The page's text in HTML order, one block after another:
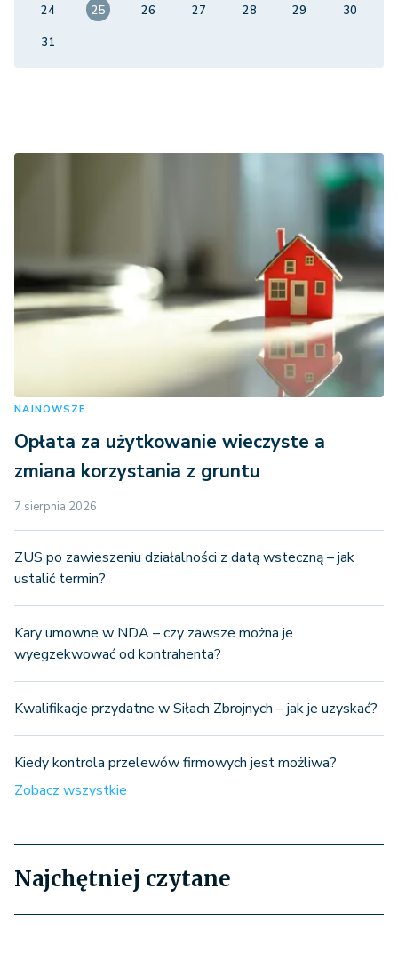
24
25 26 27 28 29
30
31
NAJNOWSZE
Opłata za użytkowanie wieczyste a
zmiana korzystania z gruntu
7 sierpnia 2026
ZUS po zawieszeniu działalności z datą wsteczną – jak
ustalić termin?
Kary umowne w NDA – czy zawsze można je
wyegzekwować od kontrahenta?
Kwalifikacje przydatne w Siłach Zbrojnych – jak je uzyskać?
Kiedy kontrola przelewów firmowych jest możliwa?
Zobacz wszystkie
Najchętniej czytane